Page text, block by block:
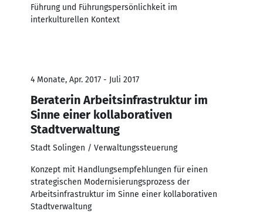
Führung und Führungspersönlichkeit im
interkulturellen Kontext
4 Monate, Apr. 2017 - Juli 2017
Beraterin Arbeitsinfrastruktur im
Sinne einer kollaborativen
Stadtverwaltung
Stadt Solingen / Verwaltungssteuerung
Konzept mit Handlungsempfehlungen für einen
strategischen Modernisierungsprozess der
Arbeitsinfrastruktur im Sinne einer kollaborativen
Stadtverwaltung